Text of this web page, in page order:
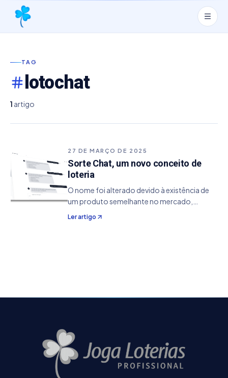
TAG
lotochat
1 artigo
27 DE MARÇO DE 2025
Sorte Chat, um novo conceito de
loteria
O nome foi alterado devido à existência de
um produto semelhante no mercado,
visando garantir a distinção da marca e evitar
possíveis conflitos de propriedade
Ler artigo